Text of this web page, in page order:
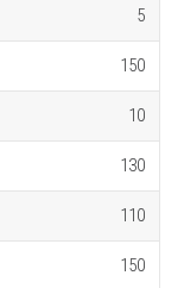
5
150
10
130
110
150